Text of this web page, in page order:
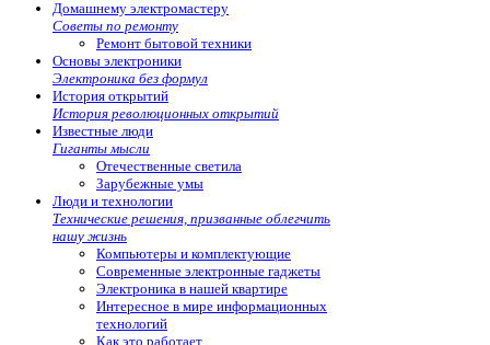
Домашнему электромастеру
Советы по ремонту
Ремонт бытовой техники
Основы электроники
Электроника без формул
История открытий
История революционных открытий
Известные люди
Гиганты мысли
Отечественные светила
Зарубежные умы
Люди и технологии
Технические решения, призванные облегчить
нашу жизнь
Компьютеры и комплектующие
Современные электронные гаджеты
Электроника в нашей квартире
Интересное в мире информационных
технологий
Как это работает